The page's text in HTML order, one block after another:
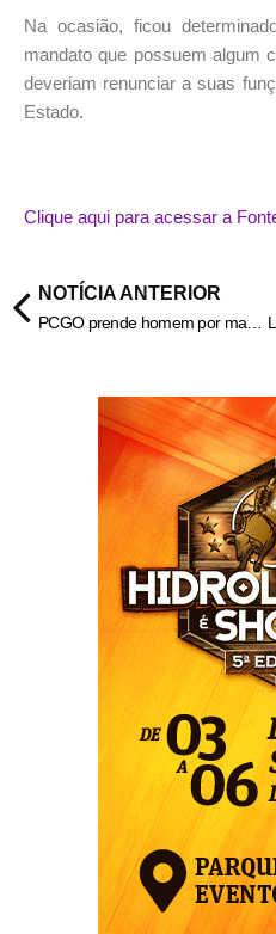
Na ocasião, ficou
mandato que possuem algum
deveriam renunciar a suas
Estado.
Clique aqui para acessar a
NOTÍCIA ANTERIOR